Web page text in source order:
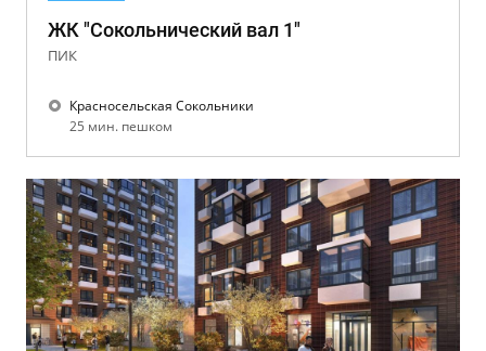
ЖК "Сокольнический вал 1"
ПИК
Красносельская Сокольники
25 мин. пешком